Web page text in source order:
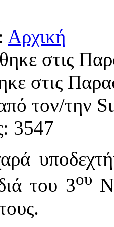
Αρχική
στις
στις
τον/την
3547
του 3ου